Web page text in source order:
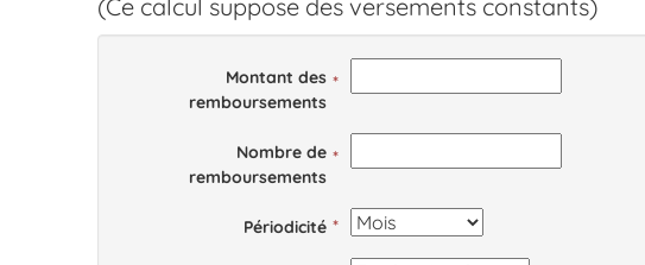
(Ce calcul suppose des versements constants)
Montant des
remboursements
Nombre de
remboursements
Périodicité